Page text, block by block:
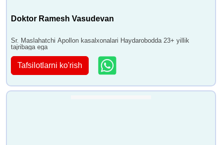
Doktor Ramesh Vasudevan
Sr. Maslahatchi Apollon kasalxonalari Haydarobodda 23+ yillik
tajribaga ega
Tafsilotlarni ko'rish